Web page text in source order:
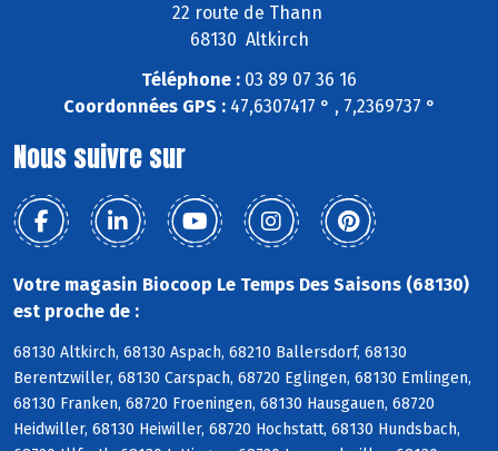
22 route de Thann
68130 Altkirch
Téléphone : 03 89 07 36 16
Coordonnées GPS :47,6307417 ° , 7,2369737 °
Nous suivre sur
Votre magasin Biocoop Le Temps Des Saisons (68130)
est proche de :
68130 Altkirch, 68130 Aspach, 68210 Ballersdorf, 68130
Berentzwiller, 68130 Carspach, 68720 Eglingen, 68130 Emlingen,
68130 Franken, 68720 Froeningen, 68130 Hausgauen, 68720
Heidwiller, 68130 Heiwiller, 68720 Hochstatt, 68130 Hundsbach,